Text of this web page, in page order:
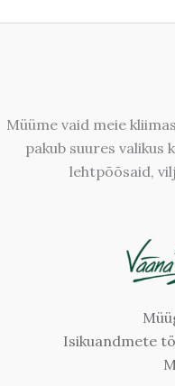
Müüme vaid meie
pakub suures valikus
lehtpõõsaid,
Isikuandmete